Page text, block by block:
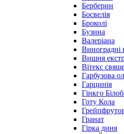
Берберин
Босвелія
Броколі
Бузина
Валеріана
Виноградні
Вишня
Вітекс
Гарбузова
Гарцинія
Гінкго
Готу Кола
Гранат
Гірка диня